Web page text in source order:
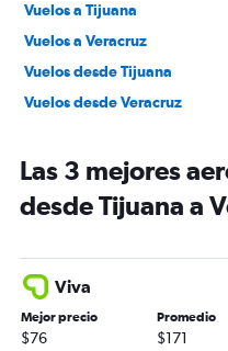
Vuelos a Tijuana
Vuelos a Veracruz
Vuelos desde Tijuana
Vuelos desde Veracruz
Las 3 mejores
desde Tijuana a
Viva
Mejor precio
$76
Promedio
$171